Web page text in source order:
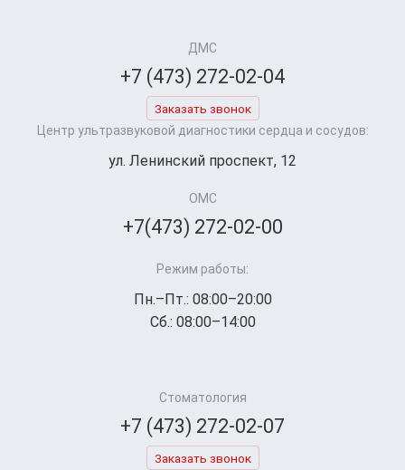
ДМС
+7 (473) 272-02-04
Заказать звонок
Центр ультразвуковой диагностики сердца и сосудов:
ул. Ленинский проспект, 12
ОМС
+7(473) 272-02-00
Режим работы:
Пн.–Пт.: 08:00–20:00
Сб.: 08:00–14:00
Стоматология
+7 (473) 272-02-07
Заказать звонок